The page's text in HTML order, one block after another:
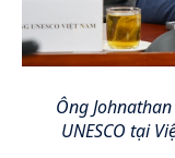
Ông
UNESCO tại